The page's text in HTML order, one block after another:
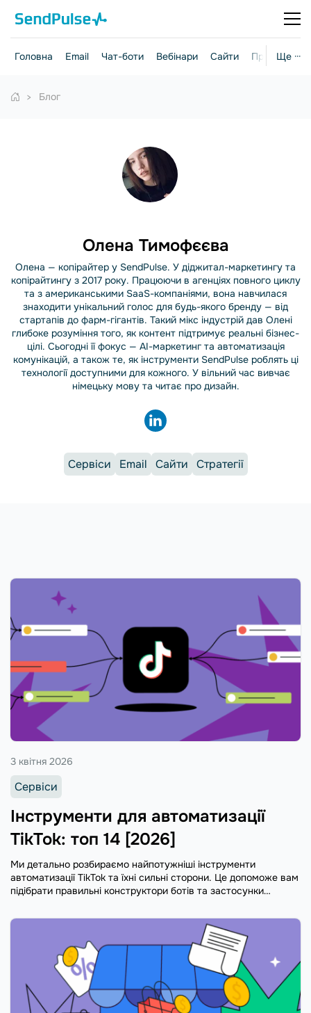
Ще ···
Головна Email Чат-боти Вебінари Сайти Практичні
Блог
Олена Тимофєєва
Олена — копірайтер у SendPulse. У діджитал-маркетингу та
копірайтингу з 2017 року. Працюючи в агенціях повного циклу
та з американськими SaaS-компаніями, вона навчилася
знаходити унікальний голос для будь-якого бренду — від
стартапів до фарм-гігантів. Такий мікс індустрій дав Олені
глибоке розуміння того, як контент підтримує реальні бізнес-
цілі. Сьогодні її фокус — AI-маркетинг та автоматизація
комунікацій, а також те, як інструменти SendPulse роблять ці
технології доступними для кожного. У вільний час вивчає
німецьку мову та читає про дизайн.
Сервіси Email Сайти Стратегії
Інструменти для автоматизації
TikTok: топ 14 [2026]
3 квітня 2026
Сервіси
Ми детально розбираємо найпотужніші інструменти
автоматизації TikTok та їхні сильні сторони. Це допоможе вам
підібрати правильні конструктори ботів та застосунки